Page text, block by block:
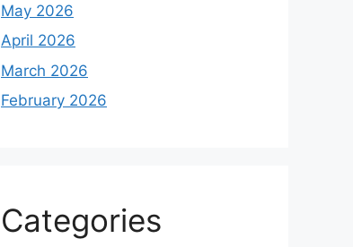
May 2026
April 2026
March 2026
February 2026
Categories